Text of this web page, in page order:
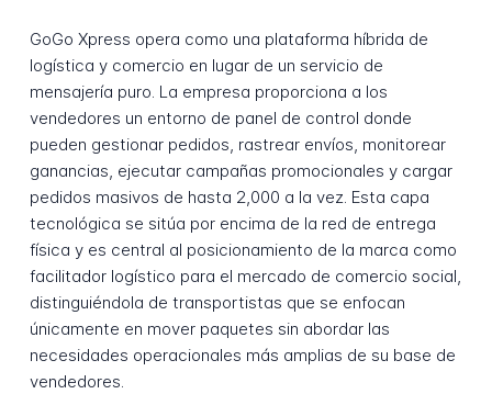
GoGo Xpress opera como una plataforma híbrida de
logística y comercio en lugar de un servicio de
mensajería puro. La empresa proporciona a los
vendedores un entorno de panel de control donde
pueden gestionar pedidos, rastrear envíos, monitorear
ganancias, ejecutar campañas promocionales y cargar
pedidos masivos de hasta 2,000 a la vez. Esta capa
tecnológica se sitúa por encima de la red de entrega
física y es central al posicionamiento de la marca como
facilitador logístico para el mercado de comercio social,
distinguiéndola de transportistas que se enfocan
únicamente en mover paquetes sin abordar las
necesidades operacionales más amplias de su base de
vendedores.